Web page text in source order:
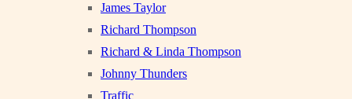
James Taylor
Richard Thompson
Richard & Linda Thompson
Johnny Thunders
Traffic